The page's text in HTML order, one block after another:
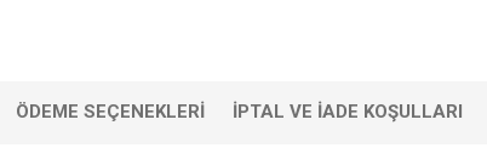
ÖDEME SEÇENEKLERI IPTAL VE IADE KOŞULLARI